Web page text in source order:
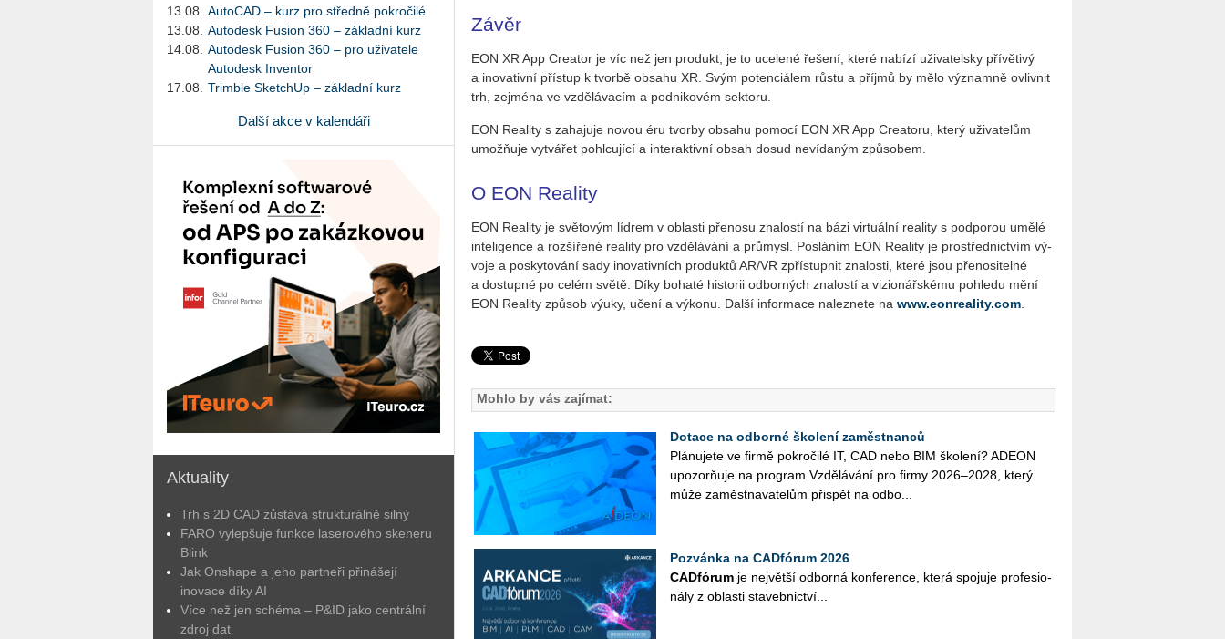
13.08.
AutoCAD – kurz pro středně pokročilé
13.08.
Autodesk Fusion 360 – základní kurz
14.08.
Autodesk Fusion 360 – pro uživatele
Autodesk Inventor
17.08.
Trimble SketchUp – základní kurz
Další akce v kalendáři
Aktuality
Trh s 2D CAD zůstává strukturálně silný
FARO vylepšuje funkce laserového skeneru
Blink
Jak Onshape a jeho partneři přinášejí
inovace díky AI
Více než jen schéma – P&ID jako centrální
zdroj dat
Závěr
EON XR App Cre­a­tor je víc než jen pro­dukt, je to uce­le­né ře­še­ní, které na­bí­zí uži­va­tel­sky pří­vě­ti­vý
a ino­va­tiv­ní pří­stup k tvor­bě ob­sa­hu XR. Svým po­ten­ci­á­lem růstu a pří­jmů by mělo vý­znam­ně ovliv­nit
trh, zejmé­na ve vzdě­lá­va­cím a pod­ni­ko­vém sek­to­ru.
EON Re­a­li­ty s za­ha­ju­je novou éru tvor­by ob­sa­hu po­mo­cí EON XR App Cre­a­to­ru, který uži­va­te­lům
umožňuje vy­tvá­řet po­hl­cu­jí­cí a in­ter­ak­tiv­ní obsah dosud ne­ví­da­ným způ­so­bem.
O EON Reality
EON Re­a­li­ty je svě­to­vým líd­rem v ob­las­ti pře­no­su zna­los­tí na bázi vir­tu­ál­ní re­a­li­ty s pod­po­rou umělé
in­te­li­gen­ce a roz­ší­ře­né re­a­li­ty pro vzdě­lá­vá­ní a prů­my­sl. Po­slá­ním EON Re­a­li­ty je pro­střed­nic­tvím vý­
vo­je a po­sky­to­vá­ní sady ino­va­tiv­ních pro­duk­tů AR/VR zpřístup­nit zna­los­ti, které jsou pře­no­si­tel­né
a do­stup­né po celém světě. Díky bo­ha­té his­to­rii od­bor­ných zna­los­tí a vi­zi­o­nář­ské­mu po­hle­du mění
EON Re­a­li­ty způ­sob výuky, učení a vý­ko­nu. Další in­for­ma­ce na­lez­ne­te na www.eonreality.com
Mohlo by vás zajímat:
Dotace na odborné školení zaměstnanců
Plá­nu­je­te ve firmě po­kro­či­lé IT, CAD nebo BIM ško­le­ní? ADEON
upo­zorňuje na pro­gram Vzdě­lá­vá­ní pro firmy 2026–2028, který
může za­měst­na­va­te­lům při­spět na od­bo...
Pozvánka na CADfórum 2026
CAD­fó­rum je nej­vět­ší od­bor­ná kon­fe­ren­ce, která spo­ju­je pro­fe­si­o­
ná­ly z ob­las­ti sta­veb­nic­tví...